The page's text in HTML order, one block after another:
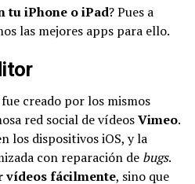
tu iPhone o iPad? Pues a
las mejores apps para ello.
creado por los mismos
red social de vídeosVimeo.
los dispositivos iOS, y la
con reparación de bugs.
vídeos fácilmente, sino que